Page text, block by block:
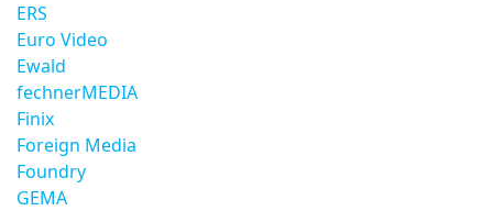
ERS
Euro Video
Ewald
fechnerMEDIA
Finix
Foreign Media
Foundry
GEMA